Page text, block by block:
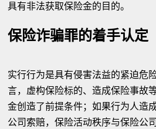
具有非法获取保险金的目的。
保险诈骗罪的着手认定
实行行为是具有侵害法益的紧迫危
言，虚构保险标的、造成保险事故
金创造了前提条件；如果行为人造
公司索赔，保险活动秩序与保险公